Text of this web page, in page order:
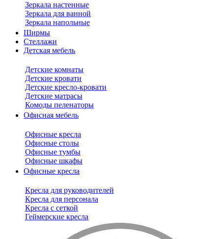
Зеркала настенные
Зеркала для ванной
Зеркала напольные
Ширмы
Стеллажи
Детская мебель
Детские комнаты
Детские кровати
Детские кресло-кровати
Детские матрасы
Комоды пеленаторы
Офисная мебель
Офисные кресла
Офисные столы
Офисные тумбы
Офисные шкафы
Офисные кресла
Кресла для руководителей
Кресла для персонала
Кресла с сеткой
Геймерские кресла